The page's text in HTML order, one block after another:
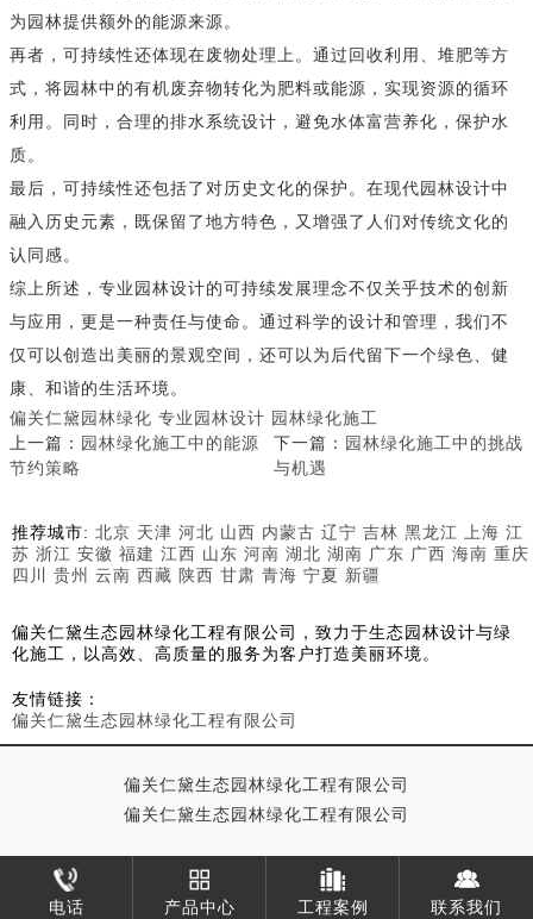
为园林提供额外的能源来源。
再者，可持续性还体现在废物处理上。通过回收利用、堆肥等方
式，将园林中的有机废弃物转化为肥料或能源，实现资源的循环
利用。同时，合理的排水系统设计，避免水体富营养化，保护水
质。
最后，可持续性还包括了对历史文化的保护。在现代园林设计中
融入历史元素，既保留了地方特色，又增强了人们对传统文化的
认同感。
综上所述，专业园林设计的可持续发展理念不仅关乎技术的创新
与应用，更是一种责任与使命。通过科学的设计和管理，我们不
仅可以创造出美丽的景观空间，还可以为后代留下一个绿色、健
康、和谐的生活环境。
偏关仁黛园林绿化 专业园林设计 园林绿化施工
上一篇： 园林绿化施工中的能源
节约策略
下一篇： 园林绿化施工中的挑战
与机遇
推荐城市: 北京 天津 河北 山西 内蒙古 辽宁 吉林 黑龙江 上海 江
苏 浙江 安徽 福建 江西 山东 河南 湖北 湖南 广东 广西 海南 重庆
四川
贵州 云南 西藏 陕西 甘肃 青海 宁夏 新疆
偏关仁黛生态园林绿化工程有限公司，致力于生态园林设计与绿
化施工，以高效、高质量的服务为客户打造美丽环境。
友情链接：
偏关仁黛生态园林绿化工程有限公司
偏关仁黛生态园林绿化工程有限公司
偏关仁黛生态园林绿化工程有限公司
电话 产品中心 工程案例 联系我们